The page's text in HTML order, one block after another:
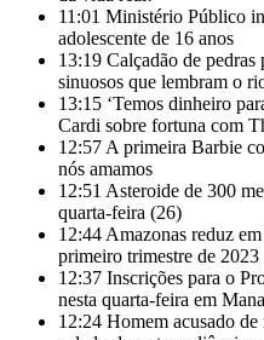
11:01 Ministério Público
adolescente de 16 anos
13:19 Calçadão de pedras
sinuosos que lembram o
13:15 ‘Temos dinheiro
Cardi sobre fortuna com
12:57 A primeira Barbie
nós amamos
12:51 Asteroide de 300
quarta-feira (26)
12:44 Amazonas reduz
primeiro trimestre de 2023
12:37 Inscrições para o
nesta quarta-feira em
12:24 Homem acusado